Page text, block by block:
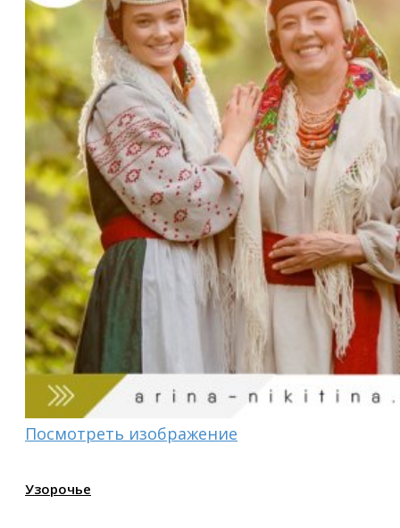
Посмотреть изображение
Узорочье